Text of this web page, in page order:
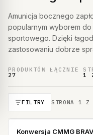
Amunicja bocznego
popularnym wyborem
sportowego. Dzięki
zastosowaniu dobrze
PRODUKTÓW ŁĄCZNIE
27 1
FILTRY STRONA 1 Z
Konwersja CMMG